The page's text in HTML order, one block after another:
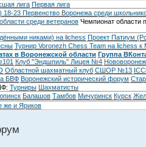
лига Первая лига
18-23 Первенство Воронежа среди
среди ветеранов Чемпионат области
никами) на lichess Проект Патиум
Турнир Voronezh Chess Team на lichess
в Воронежской области Группа
Клуб "Эндшпиль" Лицея №4
Областной шахматный клуб СШОР №13
БВФ Воронежский исторический форум
Турниры Шахматисты
Балашов Тамбов Мичуринск Курск
же и Яриков